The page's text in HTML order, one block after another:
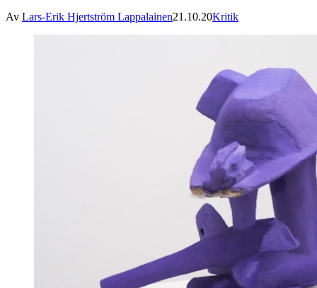
Av Lars-Erik Hjertström Lappalainen21.10.20Kritik